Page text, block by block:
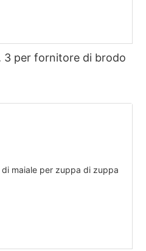
3 per fornitore di brodo